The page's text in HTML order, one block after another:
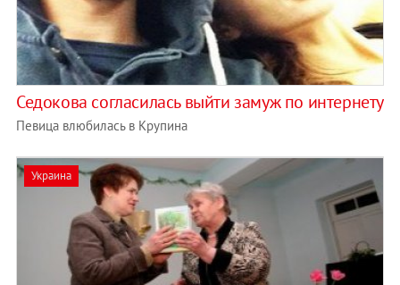
Седокова согласилась выйти замуж по интернету
Певица влюбилась в Крупина
Украина